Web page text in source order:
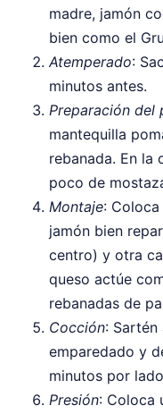
madre, jamón
bien como el
Atemperado:
minutos antes.
Preparación del
mantequilla
rebanada. En la
poco de
Montaje:
jamón bien
centro) y otra
queso actúe
rebanadas de
Cocción:
emparedado y
minutos por
Presión: Coloca